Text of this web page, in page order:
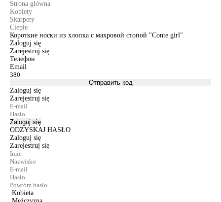
Strona główna
Kobiety
Skarpety
Ciepłe
Короткие носки из хлопка с махровой стопой "Conte girl"
Zaloguj się
Zarejestruj się
Телефон
Email
Отправить код
Zaloguj się
Zarejestruj się
Zaloguj się
ODZYSKAJ HASŁO
Zaloguj się
Zarejestruj się
Kobieta